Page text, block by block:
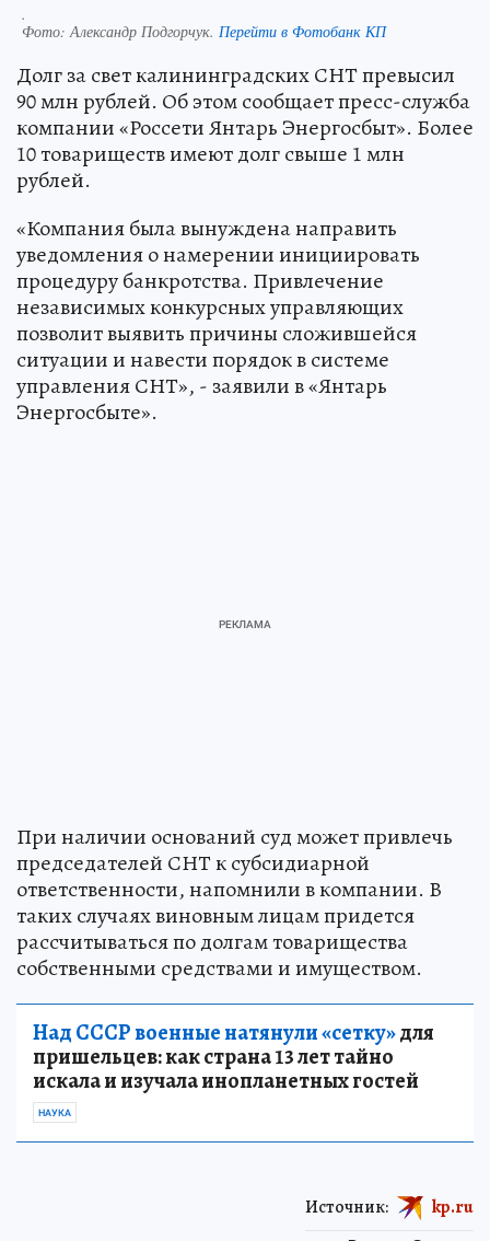
.
Фото: Александр Подгорчук. Перейти в Фотобанк КП
Долг за свет калининградских СНТ превысил
90 млн рублей. Об этом сообщает пресс-служба
компании «Россети Янтарь Энергосбыт». Более
10 товариществ имеют долг свыше 1 млн
рублей.
«Компания была вынуждена направить
уведомления о намерении инициировать
процедуру банкротства. Привлечение
независимых конкурсных управляющих
позволит выявить причины сложившейся
ситуации и навести порядок в системе
управления СНТ», - заявили в «Янтарь
Энергосбыте».
При наличии оснований суд может привлечь
председателей СНТ к субсидиарной
ответственности, напомнили в компании. В
таких случаях виновным лицам придется
рассчитываться по долгам товарищества
собственными средствами и имуществом.
Над СССР военные натянули «сетку»для
пришельцев: как страна 13 лет тайно
искала и изучала инопланетных гостей
НАУКА
Источник: kp.ru